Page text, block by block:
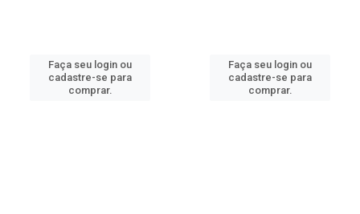
Faça seu login ou
cadastre-se para
comprar.
Faça seu login ou
cadastre-se para
comprar.